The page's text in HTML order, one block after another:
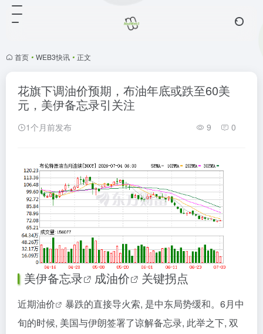
首页 • WEB3快讯 • 正文
花旗下调油价预期，布油年底或跌至60美
元，美伊备忘录引关注
1个月前发布 9 0
美伊备忘录 成油价 关键拐点
近期油价
暴跌的直接导火索, 是中东局势缓和。6月中
旬的时候, 美国与伊朗签署了谅解备忘录, 此举之下, 双